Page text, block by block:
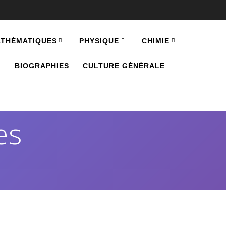
PHYSIQUE CHIMIE
BIOGRAPHIES CULTURE GÉNÉRALE